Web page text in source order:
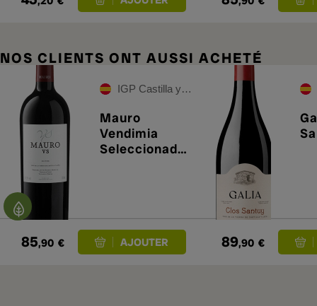
NOS CLIENTS ONT AUSSI ACHETÉ
IGP Castilla y León
Mauro
Vendimia
Seleccionada
85,90 € 89,90 €